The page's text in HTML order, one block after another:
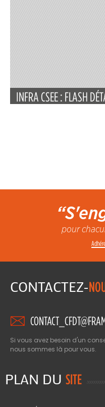
INFRA CSEE : FLASH
pour
CONTACTEZ-
Si vous avez besoin d'un
nous sommes là pour vous.
PLAN DU SITE